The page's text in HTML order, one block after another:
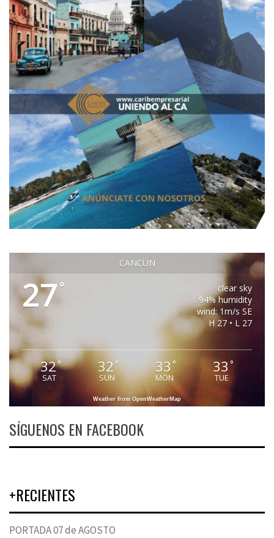
CANCUN
27°
clear sky
94% humidity
wind: 1m/s SE
H 27 • L 27
32°
SAT
32°
SUN
33 °
MON
33°
TUE
Weather from OpenWeatherMap
SÍGUENOS EN FACEBOOK
+RECIENTES
PORTADA 07 de AGOSTO